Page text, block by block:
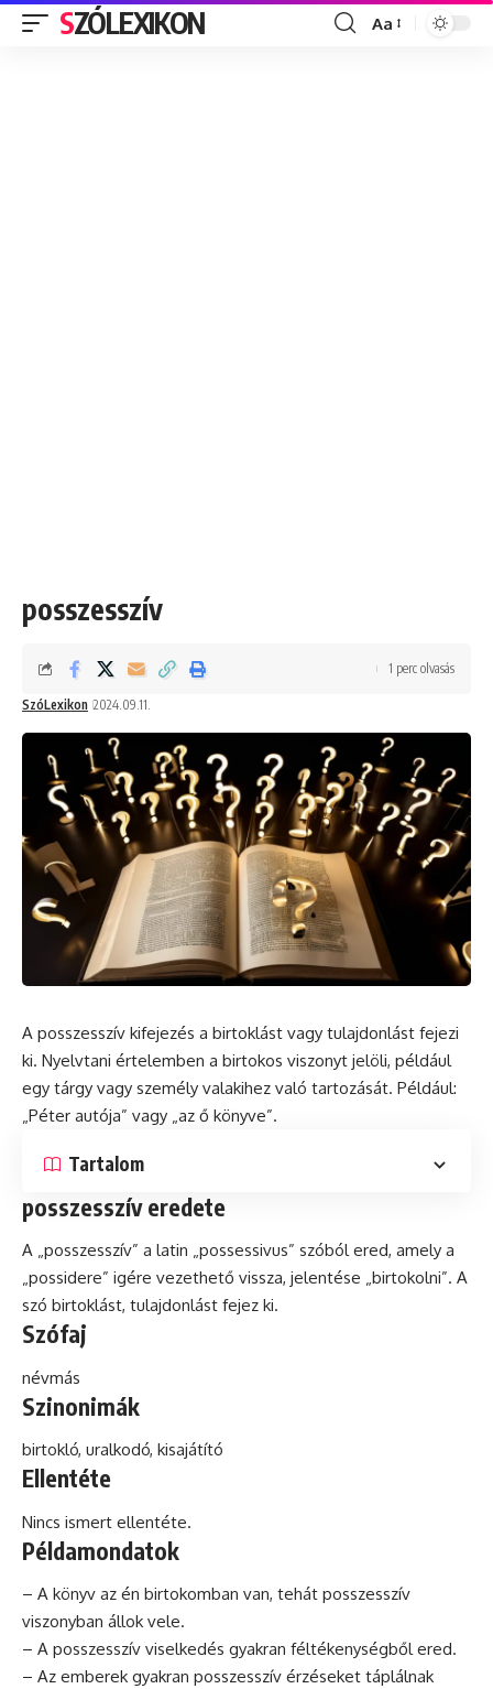
SZÓLEXIKON
Font
Aa
posszesszív
SzóLexikon 2024.09.11.
1 perc olvasás
A posszesszív kifejezés a birtoklást vagy tulajdonlást fejezi
ki. Nyelvtani értelemben a birtokos viszonyt jelöli, például
egy tárgy vagy személy valakihez való tartozását. Például:
„Péter autója” vagy „az ő könyve”.
Tartalom
posszesszív eredete
A „posszesszív” a latin „possessivus” szóból ered, amely a
„possidere” igére vezethető vissza, jelentése „birtokolni”. A
szó birtoklást, tulajdonlást fejez ki.
Szófaj
névmás
Szinonimák
birtokló, uralkodó, kisajátító
Ellentéte
Nincs ismert ellentéte.
Példamondatok
– A könyv az én birtokomban van, tehát posszesszív
viszonyban állok vele.
– A posszesszív viselkedés gyakran féltékenységből ered.
– Az emberek gyakran posszesszív érzéseket táplálnak